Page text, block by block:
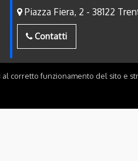
Piazza Fiera, 2 - 38122
Contatti
corretto funzionamento del sito e